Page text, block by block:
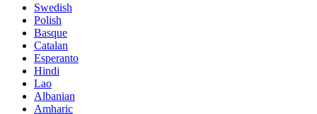
Swedish
Polish
Basque
Catalan
Esperanto
Hindi
Lao
Albanian
Amharic